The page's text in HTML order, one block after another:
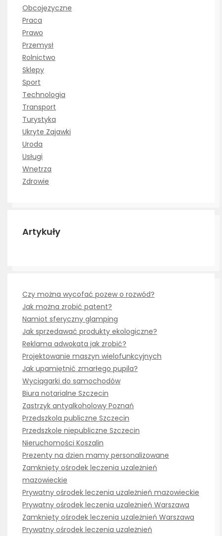
Obcojęzyczne
Praca
Prawo
Przemysł
Rolnictwo
Sklepy
Sport
Technologia
Transport
Turystyka
Ukryte Zajawki
Uroda
Usługi
Wnętrza
Zdrowie
Artykuły
Czy można wycofać pozew o rozwód?
Jak można zrobić patent?
Namiot sferyczny glamping
Jak sprzedawać produkty ekologiczne?
Reklama adwokata jak zrobić?
Projektowanie maszyn wielofunkcyjnych
Jak upamiętnić zmarłego pupila?
Wyciągarki do samochodów
Biura notarialne Szczecin
Zastrzyk antyalkoholowy Poznań
Przedszkola publiczne Szczecin
Przedszkole niepubliczne Szczecin
Nieruchomości Koszalin
Prezenty na dzien mamy personalizowane
Zamknięty ośrodek leczenia uzależnień
mazowieckie
Prywatny ośrodek leczenia uzależnień mazowieckie
Prywatny ośrodek leczenia uzależnień Warszawa
Zamknięty ośrodek leczenia uzależnień Warszawa
Prywatny ośrodek leczenia uzależnień